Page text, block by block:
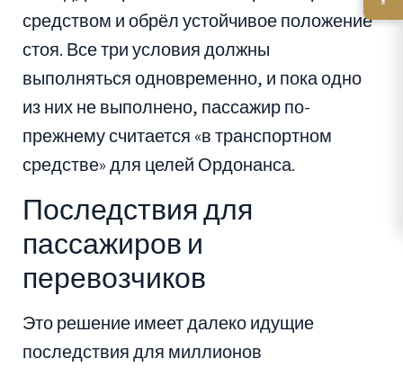
средством и обрёл устойчивое положение
стоя. Все три условия должны
выполняться одновременно, и пока одно
из них не выполнено, пассажир по-
прежнему считается «в транспортном
средстве» для целей Ордонанса.
Последствия для
пассажиров и
перевозчиков
Это решение имеет далеко идущие
последствия для миллионов